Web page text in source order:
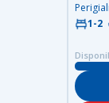
1-2